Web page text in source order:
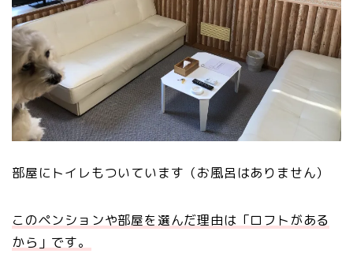
部屋にトイレもついています（お風呂はありません）
このペンションや部屋を選んだ理由は「ロフトがある
から」です。